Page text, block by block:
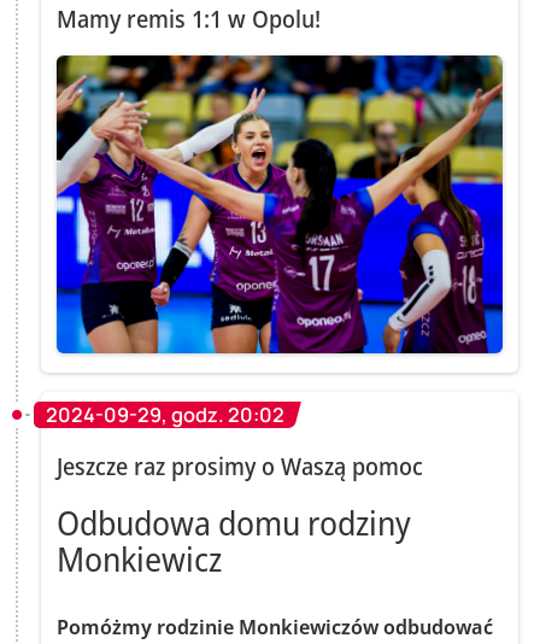
Mamy remis 1:1 w Opolu!
2024-09-29, godz. 20:02
Jeszcze raz prosimy o Waszą pomoc
Odbudowa domu rodziny
Monkiewicz
Pomóżmy rodzinie Monkiewiczów odbudować